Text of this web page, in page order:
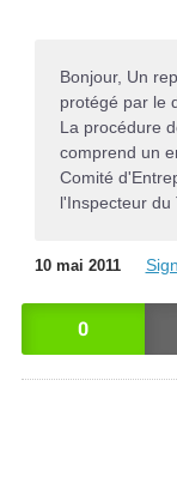
Bonjour, Un
protégé par le
La procédure
comprend un
Comité
l'Inspecteur du
10 mai 2011
0